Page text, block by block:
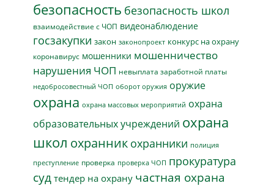
безопасность безопасность школ
взаимодействие с ЧОП видеонаблюдение
госзакупки закон законопроект конкурс на охрану
коронавирус мошенники мошенничество
нарушения ЧОП невыплата заработной платы
недобросовестный ЧОП оборот оружия оружие
охрана охрана массовых мероприятий охрана
образовательных учреждений охрана
школ охранник охранники полиция
преступление проверка проверка ЧОП прокуратура
суд тендер на охрану частная охрана